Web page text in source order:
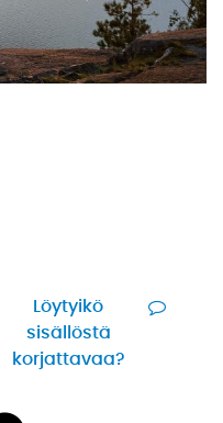
Löytyikö
sisällöstä
korjattavaa?